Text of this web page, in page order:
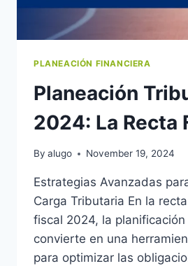
PLANEACIÓN FINANCIERA
Planeación
2024: La Recta
By alugo November 19, 2024
Estrategias Avanzadas
Carga Tributaria En la
fiscal 2024, la
convierte en una
para optimizar las